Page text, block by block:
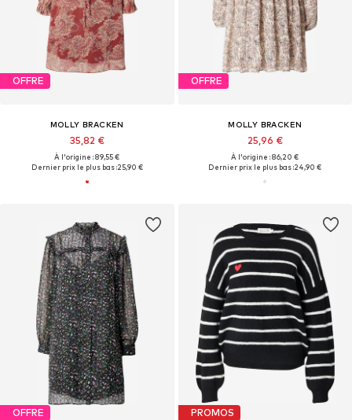
OFFRE
MOLLY BRACKEN
35,82 €
À l'origine : 89,55 €
Dernier prix le plus bas :25,90 €
OFFRE
MOLLY BRACKEN
25,96 €
À l'origine : 86,20 €
Dernier prix le plus bas :24,90 €
OFFRE PROMOS